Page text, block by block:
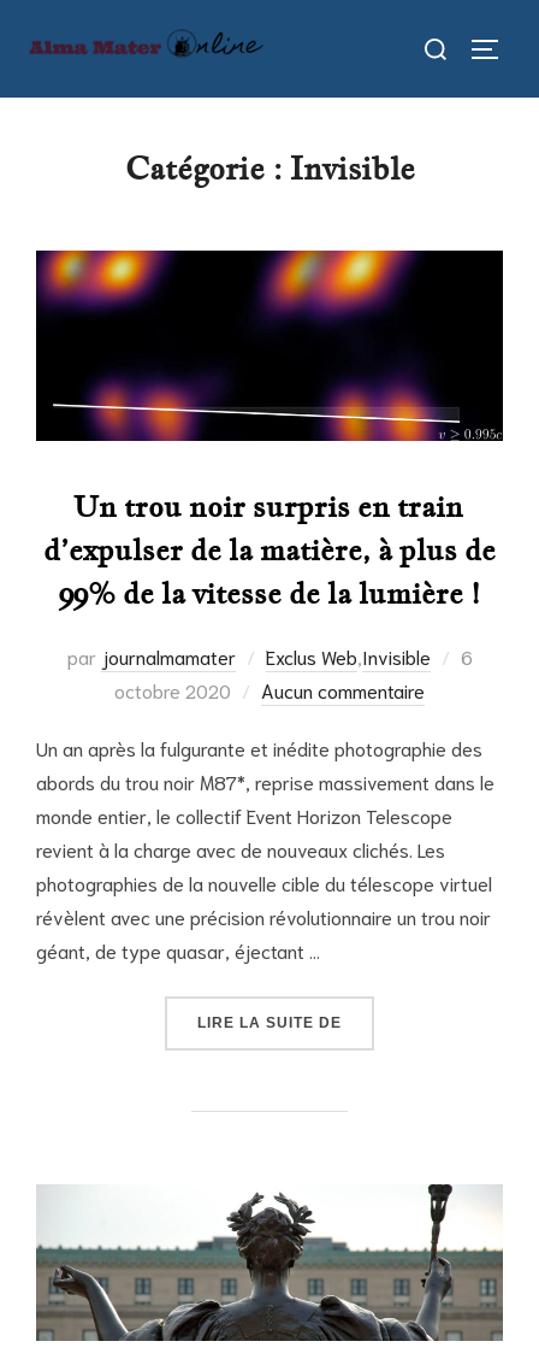
Rechercher :
Catégorie : Invisible
Un trou noir surpris en train
d’expulser de la matière, à plus de
99% de la vitesse de la lumière !
par journalmamater Exclus Web Invisible
Publié
6
octobre 2020
Aucun commentaire
Un an après la fulgurante et inédite photographie des
abords du trou noir M87*, reprise massivement dans le
monde entier, le collectif Event Horizon Telescope
revient à la charge avec de nouveaux clichés. Les
photographies de la nouvelle cible du télescope virtuel
révèlent avec une précision révolutionnaire un trou noir
géant, de type quasar, éjectant …
LIRE LA SUITE DE